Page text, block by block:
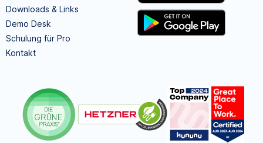
Downloads & Links
Demo Desk
Schulung für Pro
Kontakt